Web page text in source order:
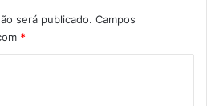
será publicado. Campos
*